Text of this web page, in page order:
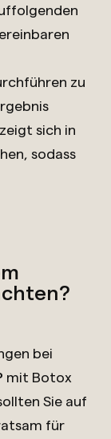
zu
sich in
sodass
bei
mit Botox
Sie auf
für